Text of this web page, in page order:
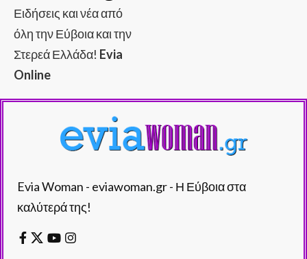
Ειδήσεις και νέα από
όλη την Εύβοια και την
Στερεά Ελλάδα! Evia
Online
Evia Woman - eviawoman.gr - Η Εύβοια στα
καλύτερά της!